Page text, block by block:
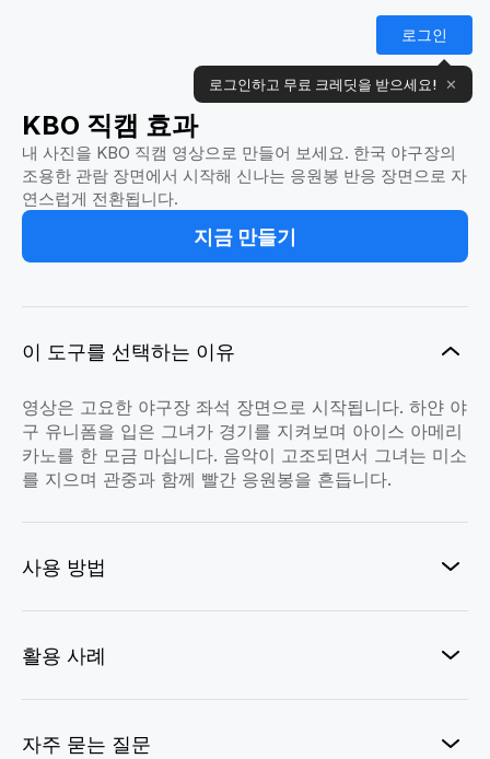
로그인
로그인하고 무료 크레딧을 받으세요! ✕
KBO 직캠 효과
내 사진을 KBO 직캠 영상으로 만들어 보세요. 한국 야구장의
조용한 관람 장면에서 시작해 신나는 응원봉 반응 장면으로 자
연스럽게 전환됩니다.
지금 만들기
이 도구를 선택하는 이유
영상은 고요한 야구장 좌석 장면으로 시작됩니다. 하얀 야
구 유니폼을 입은 그녀가 경기를 지켜보며 아이스 아메리
카노를 한 모금 마십니다. 음악이 고조되면서 그녀는 미소
를 지으며 관중과 함께 빨간 응원봉을 흔듭니다.
사용 방법
활용 사례
자주 묻는 질문